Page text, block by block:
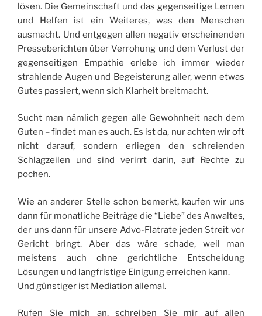
lösen. Die Gemeinschaft und das gegenseitige Lernen
und Helfen ist ein Weiteres, was den Menschen
ausmacht. Und entgegen allen negativ erscheinenden
Presseberichten über Verrohung und dem Verlust der
gegenseitigen Empathie erlebe ich immer wieder
strahlende Augen und Begeisterung aller, wenn etwas
Gutes passiert, wenn sich Klarheit breitmacht.
Sucht man nämlich gegen alle Gewohnheit nach dem
Guten – findet man es auch. Es ist da, nur achten wir oft
nicht darauf, sondern erliegen den schreienden
Schlagzeilen und sind verirrt darin, auf Rechte zu
pochen.
Wie an anderer Stelle schon bemerkt, kaufen wir uns
dann für monatliche Beiträge die “Liebe” des Anwaltes,
der uns dann für unsere Advo-Flatrate jeden Streit vor
Gericht bringt. Aber das wäre schade, weil man
meistens auch ohne gerichtliche Entscheidung
Lösungen und langfristige Einigung erreichen kann.
Und günstiger ist Mediation allemal.
Rufen Sie mich an, schreiben Sie mir auf allen